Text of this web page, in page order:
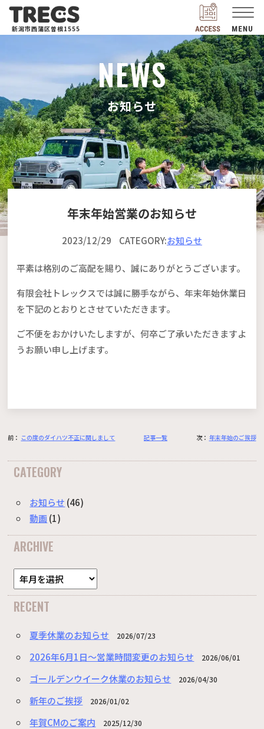
新潟市西蒲区曽根1555
NEWS
お知らせ
年末年始営業のお知らせ
2023/12/29 CATEGORY:お知らせ
平素は格別のご高配を賜り、誠にありがとうございます。
有限会社トレックスでは誠に勝手ながら、年末年始休業日
を下記のとおりとさせていただきます。
ご不便をおかけいたしますが、何卒ご了承いただきますよ
うお願い申し上げます。
前： この度のダイハツ不正に関しまして 記事一覧 次： 年末年始のご挨拶
CATEGORY
お知らせ (46)
動画(1)
ARCHIVE
RECENT
夏季休業のお知らせ 2026/07/23
2026年6月1日～営業時間変更のお知らせ 2026/06/01
ゴールデンウイーク休業のお知らせ 2026/04/30
新年のご挨拶 2026/01/02
年賀CMのご案内 2025/12/30